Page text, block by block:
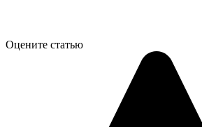
Оцените статью